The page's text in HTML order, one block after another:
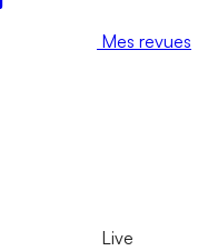
Mes revues
Live